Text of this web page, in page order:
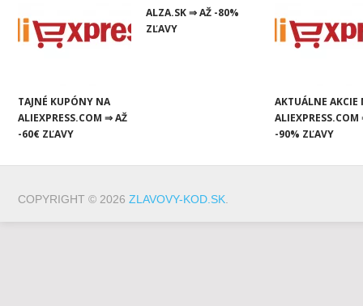
TAJNÉ KUPÓNY NA
ALIEXPRESS.COM ⇒ AŽ
-60€ ZĽAVY
ALZA.SK ⇒ AŽ -80%
ZĽAVY
AKTUÁLNE AKCIE
-90% ZĽAVY
COPYRIGHT © 2026 ZLAVOVY-KOD.SK.